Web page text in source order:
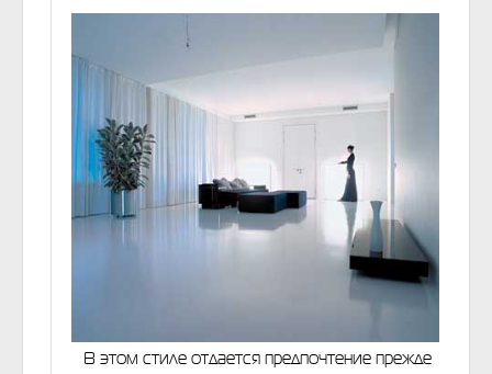
В этом стиле отдается предпочтение прежде